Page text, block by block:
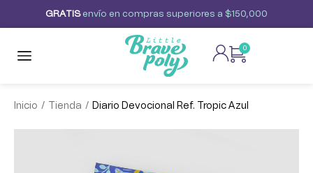
GRAT S envío en compras superiores a $150,000
0
Inicio / Tienda / Diario Devocional Ref. Tropic Azul